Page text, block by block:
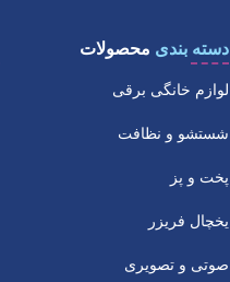
دسته بندی محصولات
لوازم خانگی برقی
شستشو و نظافت
پخت و پز
یخچال فریزر
صوتی و تصویری